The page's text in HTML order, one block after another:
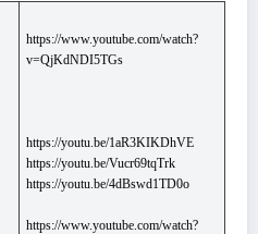
https://www.youtube.com/watch?
v=QjKdNDI5TGs
https://youtu.be/1aR3KIKDhVE
https://youtu.be/Vucr69tqTrk
https://youtu.be/4dBswd1TD0o
https://www.youtube.com/watch?